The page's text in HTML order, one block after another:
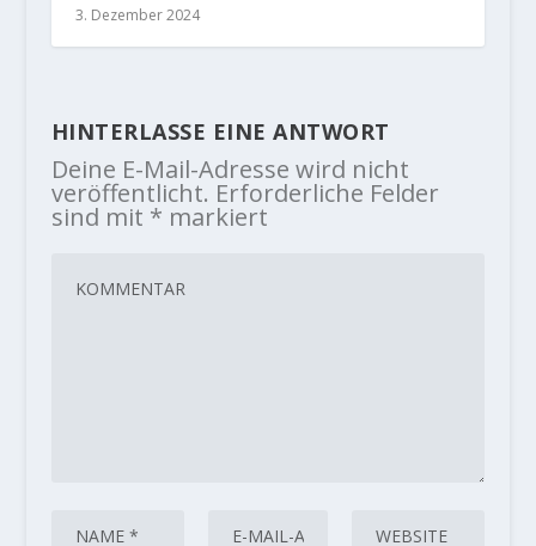
3. Dezember 2024
HINTERLASSE EINE ANTWORT
Deine E-Mail-Adresse wird nicht
veröffentlicht. Erforderliche Felder
sind mit * markiert